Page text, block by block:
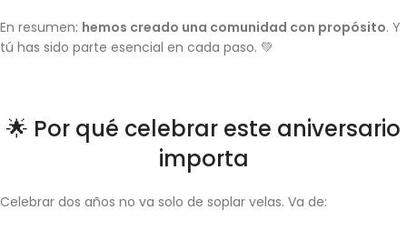
En resumen: hemos creado una comunidad con propósito. Y
tú has sido parte esencial en cada paso. 💚
🌟 Por qué celebrar este aniversario
importa
Celebrar dos años no va solo de soplar velas. Va de: